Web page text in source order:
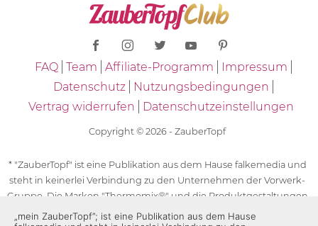
FAQ Team Affiliate-Programm
Impressum
Datenschutz
Nutzungsbedingungen
Vertrag widerrufen
Datenschutzeinstellungen
Copyright © 2026 - ZauberTopf
* "ZauberTopf" ist eine Publikation aus dem Hause falkemedia und
steht in keinerlei Verbindung zu den Unternehmen der Vorwerk-
Gruppe. Die Marken "Thermomix®" und die Produktgestaltungen
des "Thermomix®" sind eingetragene Marken der Unternehmen
„mein ZauberTopf”; ist eine Publikation aus dem Hause